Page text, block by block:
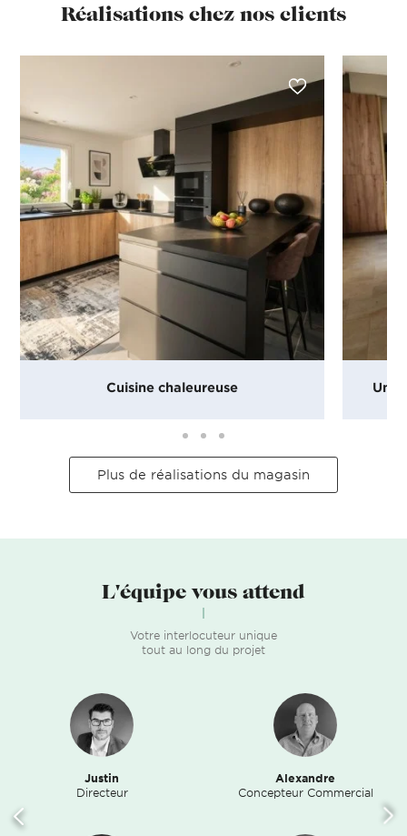
Réalisations chez nos clients
Cuisine chaleureuse Une
Plus de réalisations du magasin
L'équipe vous attend
Votre interlocuteur unique
tout au long du projet
Justin
Directeur
Alexandre
Concepteur Commercial